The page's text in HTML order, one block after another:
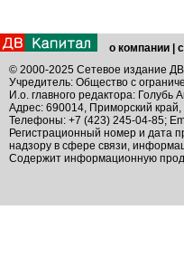
о компании
© 2000-2025 Сетевое издание
Учредитель: Общество с
И.о. главного редактора: Голубь
Адрес: 690014, Приморский край,
Телефоны: +7 (423) 245-04-85;
Регистрационный номер и дата
надзору в сфере связи,
Содержит информационную